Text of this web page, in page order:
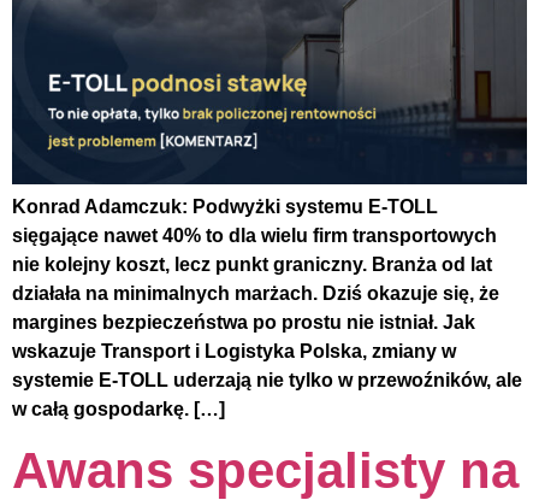
Konrad Adamczuk: Podwyżki systemu E-TOLL
sięgające nawet 40% to dla wielu firm transportowych
nie kolejny koszt, lecz punkt graniczny. Branża od lat
działała na minimalnych marżach. Dziś okazuje się, że
margines bezpieczeństwa po prostu nie istniał. Jak
wskazuje Transport i Logistyka Polska, zmiany w
systemie E-TOLL uderzają nie tylko w przewoźników, ale
w całą gospodarkę. […]
Awans specjalisty na